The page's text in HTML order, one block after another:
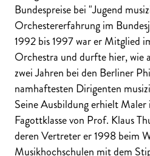
Bundespreise bei "Jugend
Orchestererfahrung im
1992 bis 1997 war er Mitglied
Orchestra und durfte hier, wie
zwei Jahren bei den Berliner
namhaftesten Dirigenten
Seine Ausbildung erhielt
Fagottklasse von Prof. Klaus
deren Vertreter er 1998 beim
Musikhochschulen mit dem